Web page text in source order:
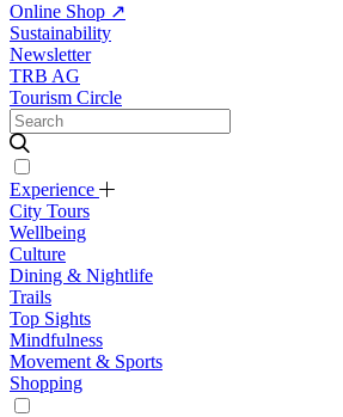
Online Shop ↗
Sustainability
Newsletter
TRB AG
Tourism Circle
Experience
City Tours
Wellbeing
Culture
Dining & Nightlife
Trails
Top Sights
Mindfulness
Movement & Sports
Shopping